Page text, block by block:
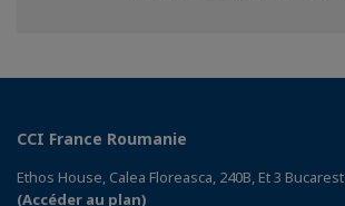
CCI France Roumanie
Ethos House, Calea Floreasca, 240B, Et 3 Bucarest
(Accéder au plan)